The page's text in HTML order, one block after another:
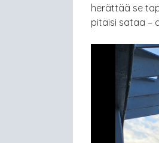
herättää se
pitäisi sataa –